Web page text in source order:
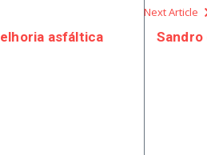
asfáltica
Next Article
Sandro